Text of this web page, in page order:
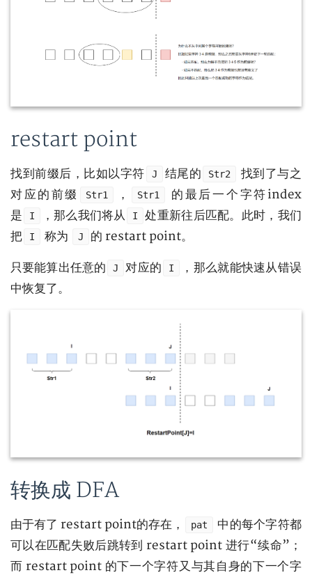
restart point
找到前缀后，比如以字符 J 结尾的 Str2
找到了与之
对应的前缀
Str1 ， Str1
的最后一个字符index
是
I ，那么我们将从 I
处重新往后匹配。此时，我们
把
I 称为 J 的 restart point。
只要能算出任意的 J 对应的 I
，那么就能快速从错误
中恢复了。
转换成 DFA
由于有了 restart point的存在， pat
中的每个字符都
可以在匹配失败后跳转到 restart point 进行“续命”；
而 restart point 的下一个字符又与其自身的下一个字